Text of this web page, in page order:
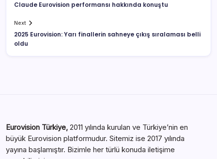
Claude Eurovision performansı hakkında konuştu
Next
2025 Eurovision: Yarı finallerin sahneye çıkış sıralaması belli
oldu
Eurovision Türkiye, 2011 yılında kurulan ve Türkiye’nin en
büyük Eurovision platformudur. Sitemiz ise 2017 yılında
yayına başlamıştır. Bizimle her türlü konuda iletişime